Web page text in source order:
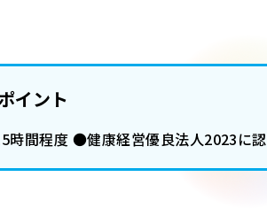
イント
時間程度 ●健康経営優良法人2023に